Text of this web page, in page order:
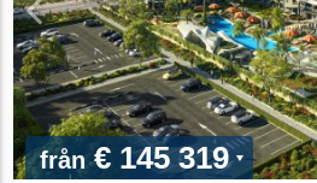
från€ 145 319